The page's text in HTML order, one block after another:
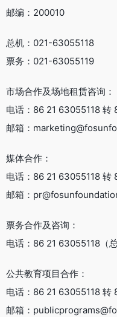
邮编：200010
总机：021-63055118
票务：021-63055119
市场合作及场地租赁咨询：
电话：86 21 63055118 转
邮箱：
媒体合作：
电话：86 21 63055118 转
邮箱：
票务合作及咨询：
电话：86 21 63055118（
公共教育项目合作：
电话：86 21 63055118 转
邮箱：